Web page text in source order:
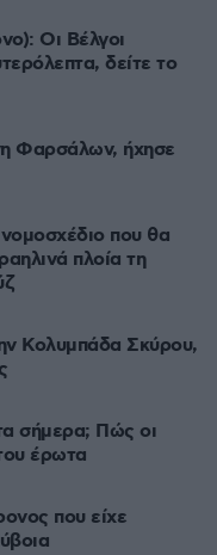
Οι Βέλγοι
δείτε το
Φαρσάλων, ήχησε
νομοσχέδιο που θα
πλοία τη
Κολυμπάδα Σκύρου,
σήμερα; Πώς οι
έρωτα
που είχε